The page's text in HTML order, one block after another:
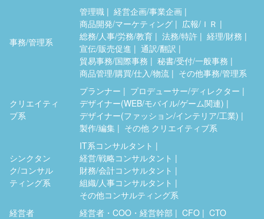
事務/管理系
管理職
経営企画/事業企画
商品開発/マーケティング
広報/ＩＲ
総務/人事/労務/教育
法務/特許
経理/財務
宣伝/販売促進
通訳/翻訳
貿易事務/国際事務
秘書/受付/一般事務
商品管理/購買/仕入/物流
その他事務/管理系
クリエイティ
ブ系
プランナー
プロデューサー/ディレクター
デザイナー(WEB/モバイル/ゲーム関連)
デザイナー(ファッション/インテリア/工業)
製作/編集
その他 クリエイティブ系
シンクタン
ク/コンサル
ティング系
IT系コンサルタント
経営/戦略コンサルタント
財務/会計コンサルタント
組織/人事コンサルタント
その他コンサルティング系
経営者
経営者・COO・経営幹部 CFO
CTO